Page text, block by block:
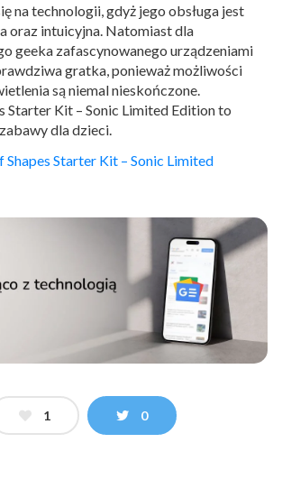
na technologii, gdyż jego obsługa jest
oraz intuicyjna. Natomiast dla
geeka zafascynowanego urządzeniami
gratka, ponieważ możliwości
są niemal nieskończone.
Starter Kit – Sonic Limited Edition to
dla dzieci.
Shapes Starter Kit – Sonic Limited
1 0